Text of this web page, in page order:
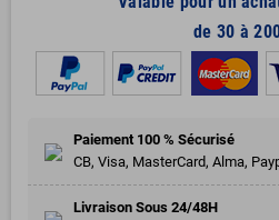
de 30 à
Paiement 100 % Sécurisé
CB, Visa, MasterCard, Alma,
Livraison Sous 24/48H